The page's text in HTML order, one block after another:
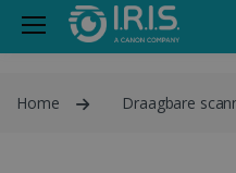
Home Draagbare